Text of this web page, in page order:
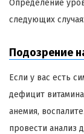
Определение
следующих
Подозрение
Если у вас есть
дефицит
анемия,
провести анализ